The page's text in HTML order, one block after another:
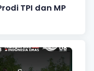
TPI dan MP